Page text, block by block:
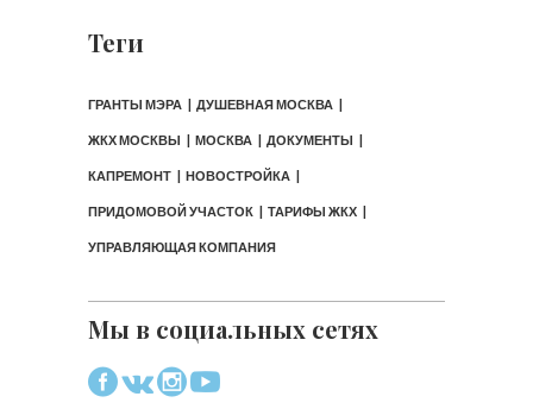
Теги
ГРАНТЫ МЭРА ДУШЕВНАЯ МОСКВА
ЖКХ МОСКВЫ МОСКВА ДОКУМЕНТЫ
КАПРЕМОНТ НОВОСТРОЙКА
ПРИДОМОВОЙ УЧАСТОК ТАРИФЫ ЖКХ
УПРАВЛЯЮЩАЯ КОМПАНИЯ
Мы в социальных сетях